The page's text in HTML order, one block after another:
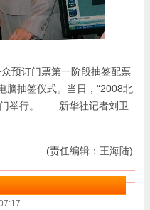
预订门票第一阶段抽签配票
抽签仪式。当日，“2008北
门举行。 新华社记者刘卫
(责任编辑：王海陆)